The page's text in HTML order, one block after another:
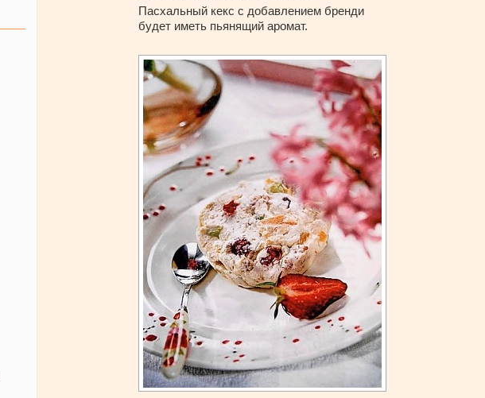
Пасхальный кекс с добавлением бренди
будет иметь пьянящий аромат.